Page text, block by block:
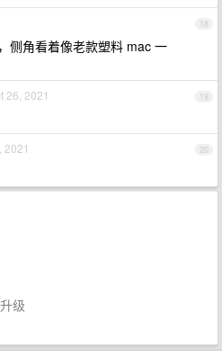
18
侧角看着像老款塑料 mac 一
19
26, 2021
20
2021
级